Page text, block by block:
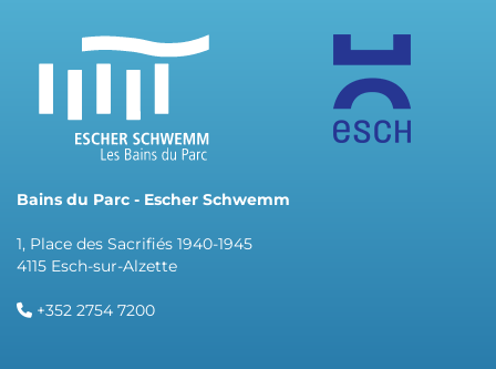
Bains du Parc - Escher Schwemm
1, Place des Sacrifiés 1940-1945
4115 Esch-sur-Alzette
+352 2754 7200